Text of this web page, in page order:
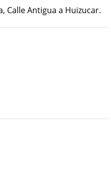
Calle Antigua a Huizucar.